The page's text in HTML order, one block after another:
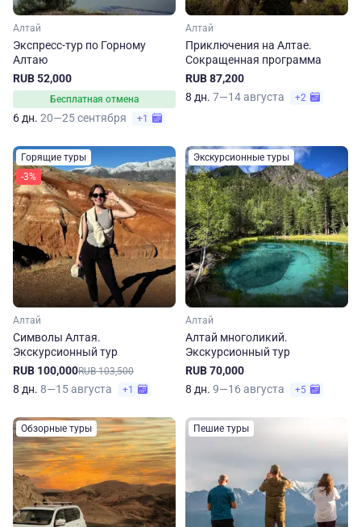
Алтай
Экспресс-тур по Горному
Алтаю
RUB 52,000
Бесплатная отмена
6 дн. 20—25 сентября +1
Алтай
Приключения на Алтае.
Сокращенная программа
RUB 87,200
8 дн. 7—14 августа +2
Горящие туры
-3%
Алтай
Символы Алтая.
Экскурсионный тур
RUB 100,000RUB 103,500
8 дн. 8—15 августа +1
Экскурсионные туры
Алтай
Алтай многоликий.
Экскурсионный тур
RUB 70,000
8 дн. 9—16 августа +5
Обзорные туры Пешие туры